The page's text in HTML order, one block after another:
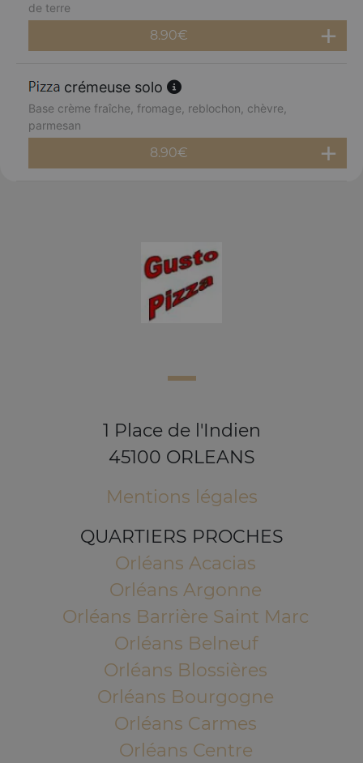
de terre
8.90€
crémeuse solo
Base crème fraîche, fromage, reblochon, chèvre,
parmesan
8.90€
1 Place de l'Indien
45100 ORLEANS
Mentions légales
QUARTIERS PROCHES
Orléans Acacias
Orléans Argonne
Orléans Barrière Saint Marc
Orléans Belneuf
Orléans Blossières
Orléans Bourgogne
Orléans Carmes
Orléans Centre